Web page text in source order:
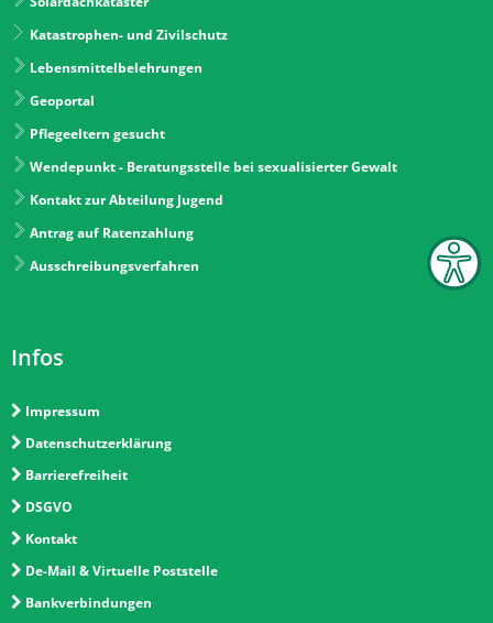
Katastrophen- und Zivilschutz
Lebensmittelbelehrungen
Geoportal
Pflegeeltern gesucht
Wendepunkt - Beratungsstelle bei sexualisierter Gewalt
Kontakt zur Abteilung Jugend
Antrag auf Ratenzahlung
Ausschreibungsverfahren
Infos
Impressum
Datenschutzerklärung
Barrierefreiheit
DSGVO
Kontakt
De-Mail & Virtuelle Poststelle
Bankverbindungen